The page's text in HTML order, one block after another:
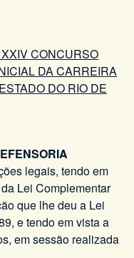
CONCURSO
DA CARREIRA
DO RIO DE
legais, tendo em
Lei Complementar
que lhe deu a Lei
e tendo em vista a
em sessão realizada